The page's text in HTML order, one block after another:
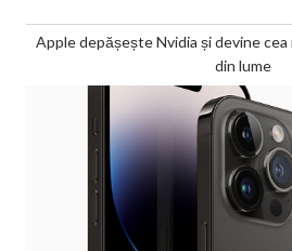
Apple depășește Nvidia și devine cea
din lume